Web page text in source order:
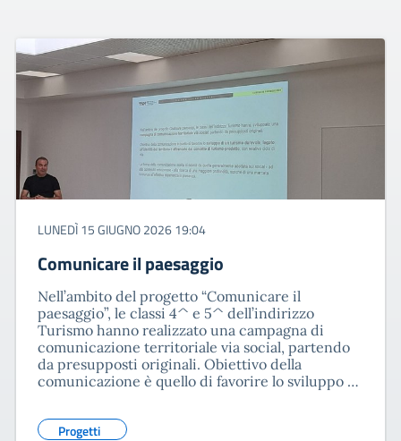
LUNEDÌ 15 GIUGNO 2026 19:04
Comunicare il paesaggio
Nell’ambito del progetto “Comunicare il
paesaggio”, le classi 4^ e 5^ dell’indirizzo
Turismo hanno realizzato una campagna di
comunicazione territoriale via social, partendo
da presupposti originali. Obiettivo della
comunicazione è quello di favorire lo sviluppo …
Progetti